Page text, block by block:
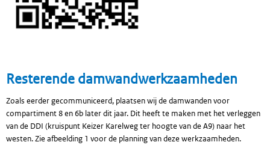
Resterende damwandwerkzaamheden
Zoals eerder gecommuniceerd, plaatsen wij de damwanden voor
compartiment 8 en 6b later dit jaar. Dit heeft te maken met het verleggen
van de DDI (kruispunt Keizer Karelweg ter hoogte van de A9) naar het
westen. Zie afbeelding 1 voor de planning van deze werkzaamheden.